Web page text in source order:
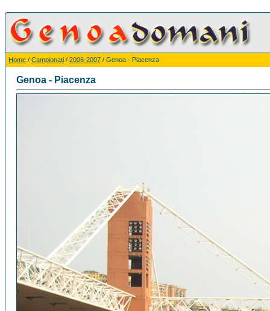
Home / Campionati / 2006-2007 / Genoa - Piacenza
Genoa - Piacenza